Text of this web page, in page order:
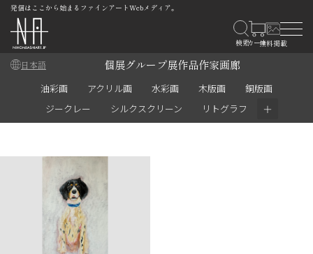
発信はここから始まるファインアートWebメディア。
日本語 個展グループ展作品作家画廊
油彩画 アクリル画 水彩画 木版画
銅版画
ジークレー
シルクスクリーン リトグラフ ＋